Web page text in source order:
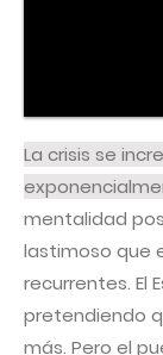
La crisis se
mentalidad
lastimoso que
recurrentes. El
pretendiendo
más. Pero el